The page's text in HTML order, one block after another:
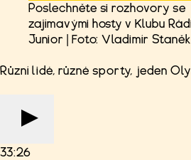
Poslechněte si rozhovory se
zajímavými hosty v Klubu
Junior | Foto: Vladimír Staněk
Různí lidé, různé sporty, jeden
33:26